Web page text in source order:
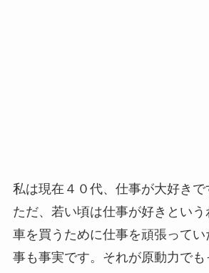
私は現在４０代、仕事が大好きで
ただ、若い頃は仕事が好きという
車を買うために仕事を頑張ってい
事も事実です。それが原動力で